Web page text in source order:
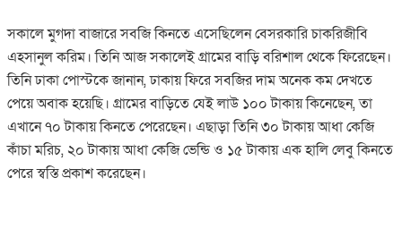
সকালে মুগদা বাজারে সবজি কিনতে এসেছিলেন বেসরকারি চাকরিজীবি
এহসানুল করিম। তিনি আজ সকালেই গ্রামের বাড়ি বরিশাল থেকে ফিরেছেন।
তিনি ঢাকা পোস্টকে জানান, ঢাকায় ফিরে সবজির দাম অনেক কম দেখতে
পেয়ে অবাক হয়েছি। গ্রামের বাড়িতে যেই লাউ ১০০ টাকায় কিনেছেন, তা
এখানে ৭০ টাকায় কিনতে পেরেছেন। এছাড়া তিনি ৩০ টাকায় আধা কেজি
কাঁচা মরিচ, ২০ টাকায় আধা কেজি ভেন্ডি ও ১৫ টাকায় এক হালি লেবু কিনতে
পেরে স্বস্তি প্রকাশ করেছেন।